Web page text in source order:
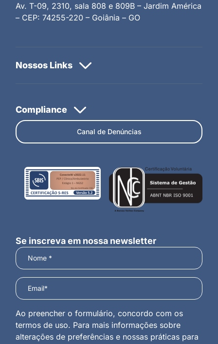
Av. T-09, 2310, sala 808 e 809B – Jardim América
– CEP: 74255-220 – Goiânia – GO
Canal de Denúncias
Se inscreva em nossa newsletter
Ao preencher o formulário, concordo com os
termos de uso. Para mais informações sobre
alterações de preferências e nossas práticas para